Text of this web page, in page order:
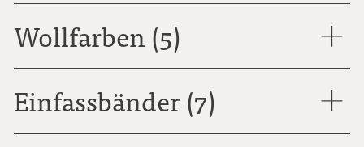
Wollfarben (5)
Einfassbänder (7)